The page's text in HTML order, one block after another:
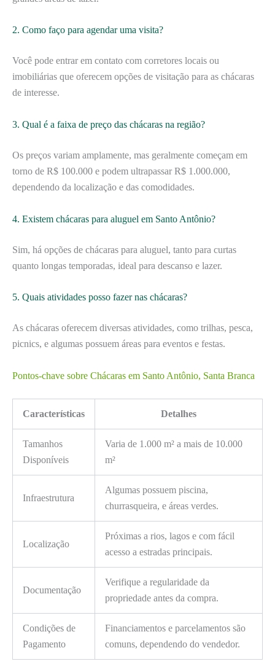
2. Como faço para agendar uma visita?
Você pode entrar em contato com corretores locais ou
imobiliárias que oferecem opções de visitação para as chácaras
de interesse.
3. Qual é a faixa de preço das chácaras na região?
Os preços variam amplamente, mas geralmente começam em
torno de R$ 100.000 e podem ultrapassar R$ 1.000.000,
dependendo da localização e das comodidades.
4. Existem chácaras para aluguel em Santo Antônio?
Sim, há opções de chácaras para aluguel, tanto para curtas
quanto longas temporadas, ideal para descanso e lazer.
5. Quais atividades posso fazer nas chácaras?
As chácaras oferecem diversas atividades, como trilhas, pesca,
picnics, e algumas possuem áreas para eventos e festas.
Pontos-chave sobre Chácaras em Santo Antônio, Santa Branca
Características Detalhes
Tamanhos
Disponíveis
Varia de 1.000 m² a mais de 10.000
m²
Infraestrutura
Algumas possuem piscina,
churrasqueira, e áreas verdes.
Localização
Próximas a rios, lagos e com fácil
acesso a estradas principais.
Documentação
Verifique a regularidade da
propriedade antes da compra.
Condições de
Pagamento
Financiamentos e parcelamentos são
comuns, dependendo do vendedor.